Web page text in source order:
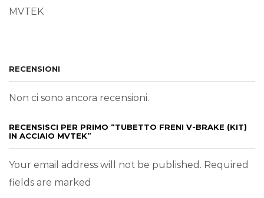
MVTEK
RECENSIONI
Non ci sono ancora recensioni.
RECENSISCI PER PRIMO “TUBETTO FRENI V-BRAKE (KIT)
IN ACCIAIO MVTEK”
Your email address will not be published. Required
fields are marked